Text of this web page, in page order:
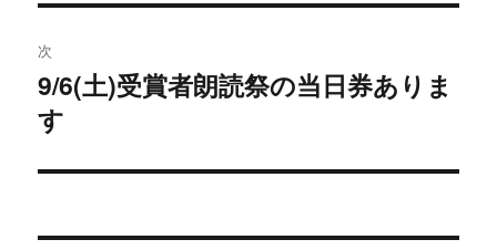
ビ
ゲ
ー
シ
の
投
稿:
次
次
の
稿:
9/6(土)受賞者朗読祭の当日券ありま
す